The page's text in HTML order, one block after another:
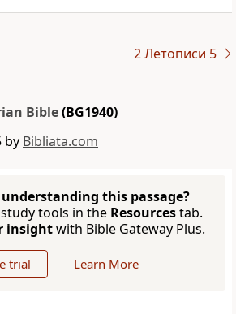
2 Летописи 5
Bible(BG1940)
by Bibliata.com
this passage?
tools in the Resourcestab.
insightwith Bible Gateway Plus.
trial Learn More